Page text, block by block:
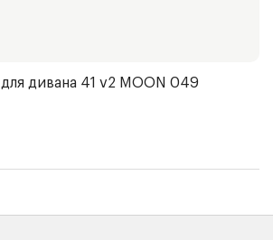
дивана 41 v2 MOON 049